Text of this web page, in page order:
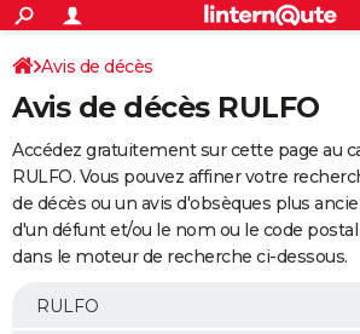
ACTUALITÉS
Politique
Société
Faits Divers
Education
Monde
Villes
+
SPORT
Coupe du monde 2026
Football
Tennis
Cyclisme
Rugby
Forum
Programme TV
TNT
Streaming
Cinéma
Sorties cinéma
Musique
+
FINANCE
Retraite
Impôts
Epargne
Immobilier
Risques naturels par ville
Banque
Assurance
Crédit
AUTO
Essais
Réserver un essai
Citadines
Berlines
SUV
Forum auto
+
Mobiles
Meilleur smartphone
Internet
Ordinateurs
Jeux vidéo
Guide high-tech
Avis de décès
Avis de décès RULFO
Accédez gratuitement sur cette page au
RULFO. Vous pouvez affiner votre
de décès ou un avis d'obsèques plus
d'un défunt et/ou le nom ou le code
dans le moteur de recherche ci-dessous.